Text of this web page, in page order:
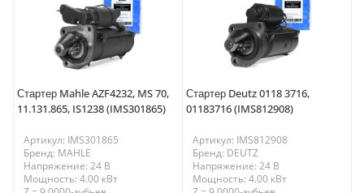
Стартер Mahle AZF4232, MS 70,
11.131.865, IS1238 (IMS301865)
Артикул: IMS301865
Бренд: MAHLE
Напряжение: 24 В
Мощность: 4.00 кВт
Стартер Deutz 0118 3716,
01183716 (IMS812908)
Артикул: IMS812908
Бренд: DEUTZ
Напряжение: 24 В
Мощность: 4.00 кВт